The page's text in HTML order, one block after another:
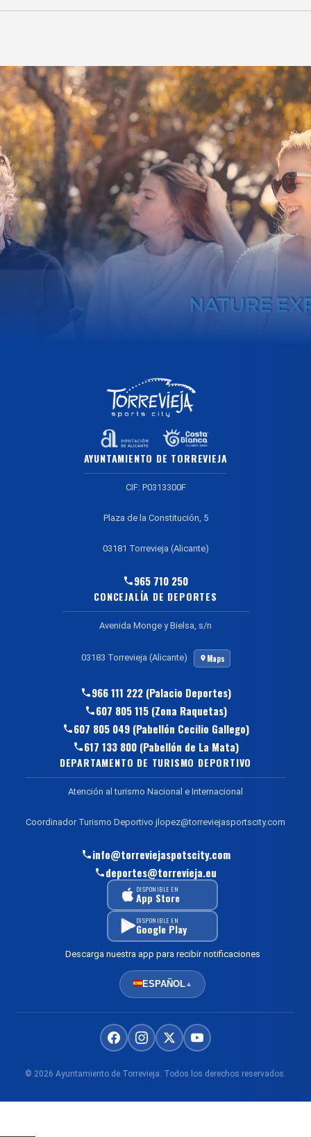
AYUNTAMIENTO DE TORREVIEJA
CIF: P0313300F
Plaza de la Constitución, 5
03181 Torrevieja (Alicante)
965 710 250
CONCEJALÍA DE DEPORTES
Avenida Monge y Bielsa, s/n
03183 Torrevieja (Alicante) Maps
966 111 222 (Palacio Deportes)
607 805 115 (Zona Raquetas)
607 805 049 (Pabellón Cecilio Gallego)
617 133 800 (Pabellón de La Mata)
DEPARTAMENTO DE TURISMO DEPORTIVO
Atención al turismo Nacional e Internacional
Coordinador Turismo Deportivo jlopez@torreviejasportscity.com
info@torreviejaspotscity.com
deportes@torrevieja.eu
DISPONIBLE EN
App Store
DISPONIBLE EN
Google Play
Descarga nuestra app para recibir notificaciones
ESPAÑOL▲
© 2026 Ayuntamiento de Torrevieja. Todos los derechos reservados.